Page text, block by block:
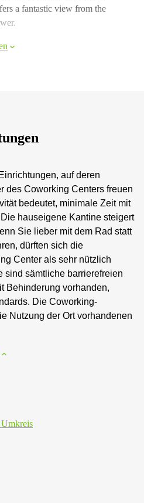
a fantastic view from the
auf deren
des Coworking Centers freuen
bedeutet, minimale Zeit mit
hauseigene Kantine steigert
Sie lieber mit dem Rad statt
dürften sich die
Center als sehr nützlich
sind sämtliche barrierefreien
Behinderung vorhanden,
Die Coworking-
Nutzung der Ort vorhandenen